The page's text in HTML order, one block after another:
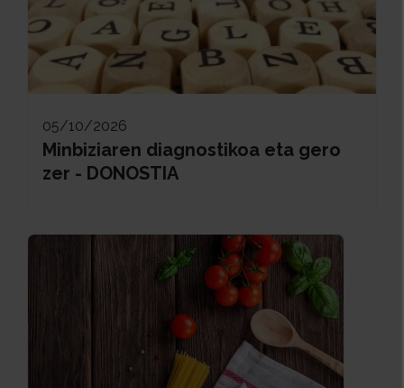
05/10/2026
Minbiziaren diagnostikoa eta gero
zer - DONOSTIA